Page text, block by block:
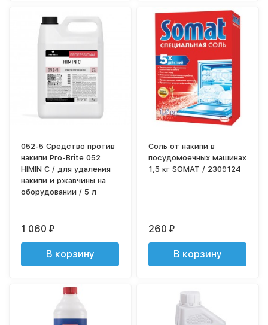
052-5 Средство против
накипи Pro-Brite 052
HIMIN C / для удаления
накипи и ржавчины на
оборудовании / 5 л
1 060₽
В корзину
Соль от накипи в
посудомоечных машинах
1,5 кг SOMAT / 2309124
260₽
В корзину